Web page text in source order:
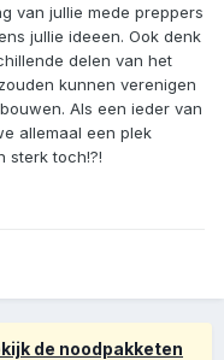
van jullie mede preppers
jullie ideeen. Ook denk
delen van het
kunnen verenigen
Als een ieder van
allemaal een plek
sterk toch!?!
de noodpakketen